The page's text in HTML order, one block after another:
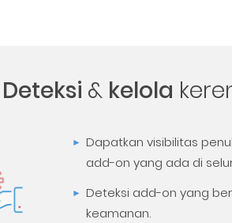
Deteksi & kelola
Dapatkan visibilitas
add-on yang ada di
Deteksi add-on yang
keamanan.